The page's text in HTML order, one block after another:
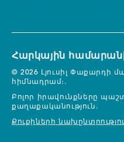
Հարկային
© 2026 Լյուսիլ Փաքարդի
հիմնադրամ։.
Բոլոր իրավունքները
քաղաքականություն.
Քուքիների